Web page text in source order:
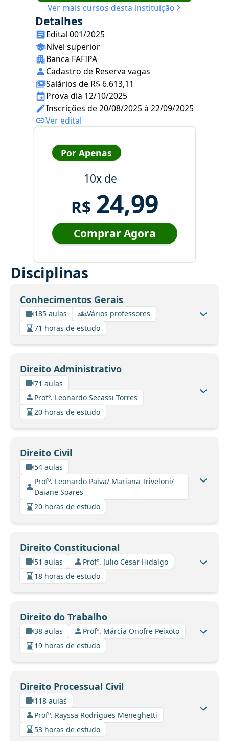
Ver mais cursos desta instituição
Detalhes
Edital 001/2025
Nível superior
Banca FAFIPA
Cadastro de Reserva vagas
Salários de R$ 6.613,11
Prova dia 12/10/2025
Inscrições de 20/08/2025 à 22/09/2025
Ver edital
Por Apenas
10x de
R$ 24,99
Comprar Agora
Disciplinas
Conhecimentos Gerais
185 aulas
Vários professores
71 horas de estudo
Direito Administrativo
71 aulas
Profº. Leonardo Secassi Torres
20 horas de estudo
Direito Civil
54 aulas
Profº. Leonardo Paiva/ Mariana Triveloni/
Daiane Soares
20 horas de estudo
Direito Constitucional
51 aulas
Profº. Julio Cesar Hidalgo
18 horas de estudo
Direito do Trabalho
38 aulas
Profº. Márcia Onofre Peixoto
19 horas de estudo
Direito Processual Civil
118 aulas
Profº. Rayssa Rodrigues Meneghetti
53 horas de estudo